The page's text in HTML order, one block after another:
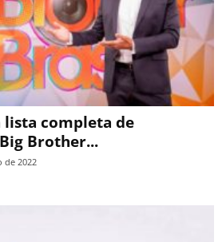
lista completa de
Brother...
de 2022